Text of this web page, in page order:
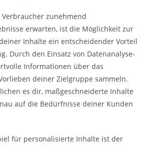
zunehmend
erwarten, ist die Möglichkeit zur
Inhalte ein entscheidender Vorteil
Durch den Einsatz von Datenanalyse-
Informationen über das
deiner Zielgruppe sammeln.
es dir, maßgeschneiderte Inhalte
auf die Bedürfnisse deiner Kunden
für personalisierte Inhalte ist der